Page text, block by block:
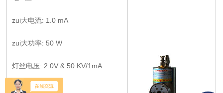
zui大电流: 1.0 mA
zui大功率: 50 W
灯丝电压: 2.0V & 50 KV/1mA
灯丝电流: 1.7 A